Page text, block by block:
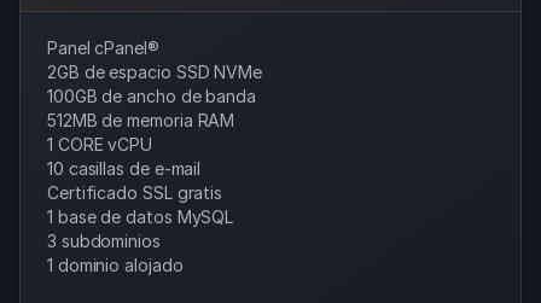
Panel cPanel®
2GB de espacio SSD NVMe
100GB de ancho de banda
512MB de memoria RAM
1 CORE vCPU
10 casillas de e-mail
Certificado SSL gratis
1 base de datos MySQL
3 subdominios
1 dominio alojado